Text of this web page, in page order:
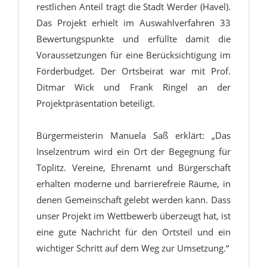
restlichen Anteil trägt die Stadt Werder (Havel).
Das Projekt erhielt im Auswahlverfahren 33
Bewertungspunkte und erfüllte damit die
Voraussetzungen für eine Berücksichtigung im
Förderbudget. Der Ortsbeirat war mit Prof.
Ditmar Wick und Frank Ringel an der
Projektpräsentation beteiligt.
Bürgermeisterin Manuela Saß erklärt: „Das
Inselzentrum wird ein Ort der Begegnung für
Töplitz. Vereine, Ehrenamt und Bürgerschaft
erhalten moderne und barrierefreie Räume, in
denen Gemeinschaft gelebt werden kann. Dass
unser Projekt im Wettbewerb überzeugt hat, ist
eine gute Nachricht für den Ortsteil und ein
wichtiger Schritt auf dem Weg zur Umsetzung.“